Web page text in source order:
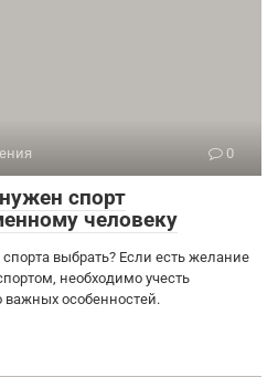
0
спорт
человеку
выбрать? Если есть желание
необходимо учесть
важных особенностей.